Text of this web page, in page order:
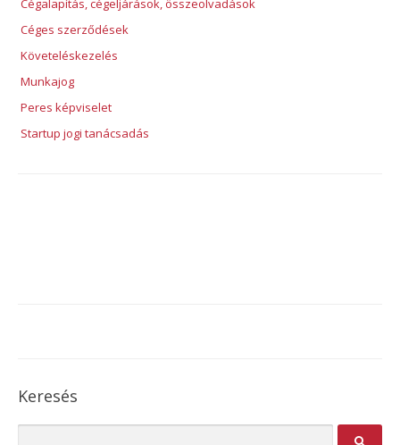
Cégalapítás, cégeljárások, összeolvadások
Céges szerződések
Követeléskezelés
Munkajog
Peres képviselet
Startup jogi tanácsadás
Keresés